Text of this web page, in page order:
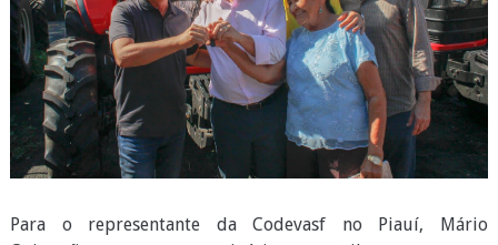
Para o representante da Codevasf no Piauí, Mário